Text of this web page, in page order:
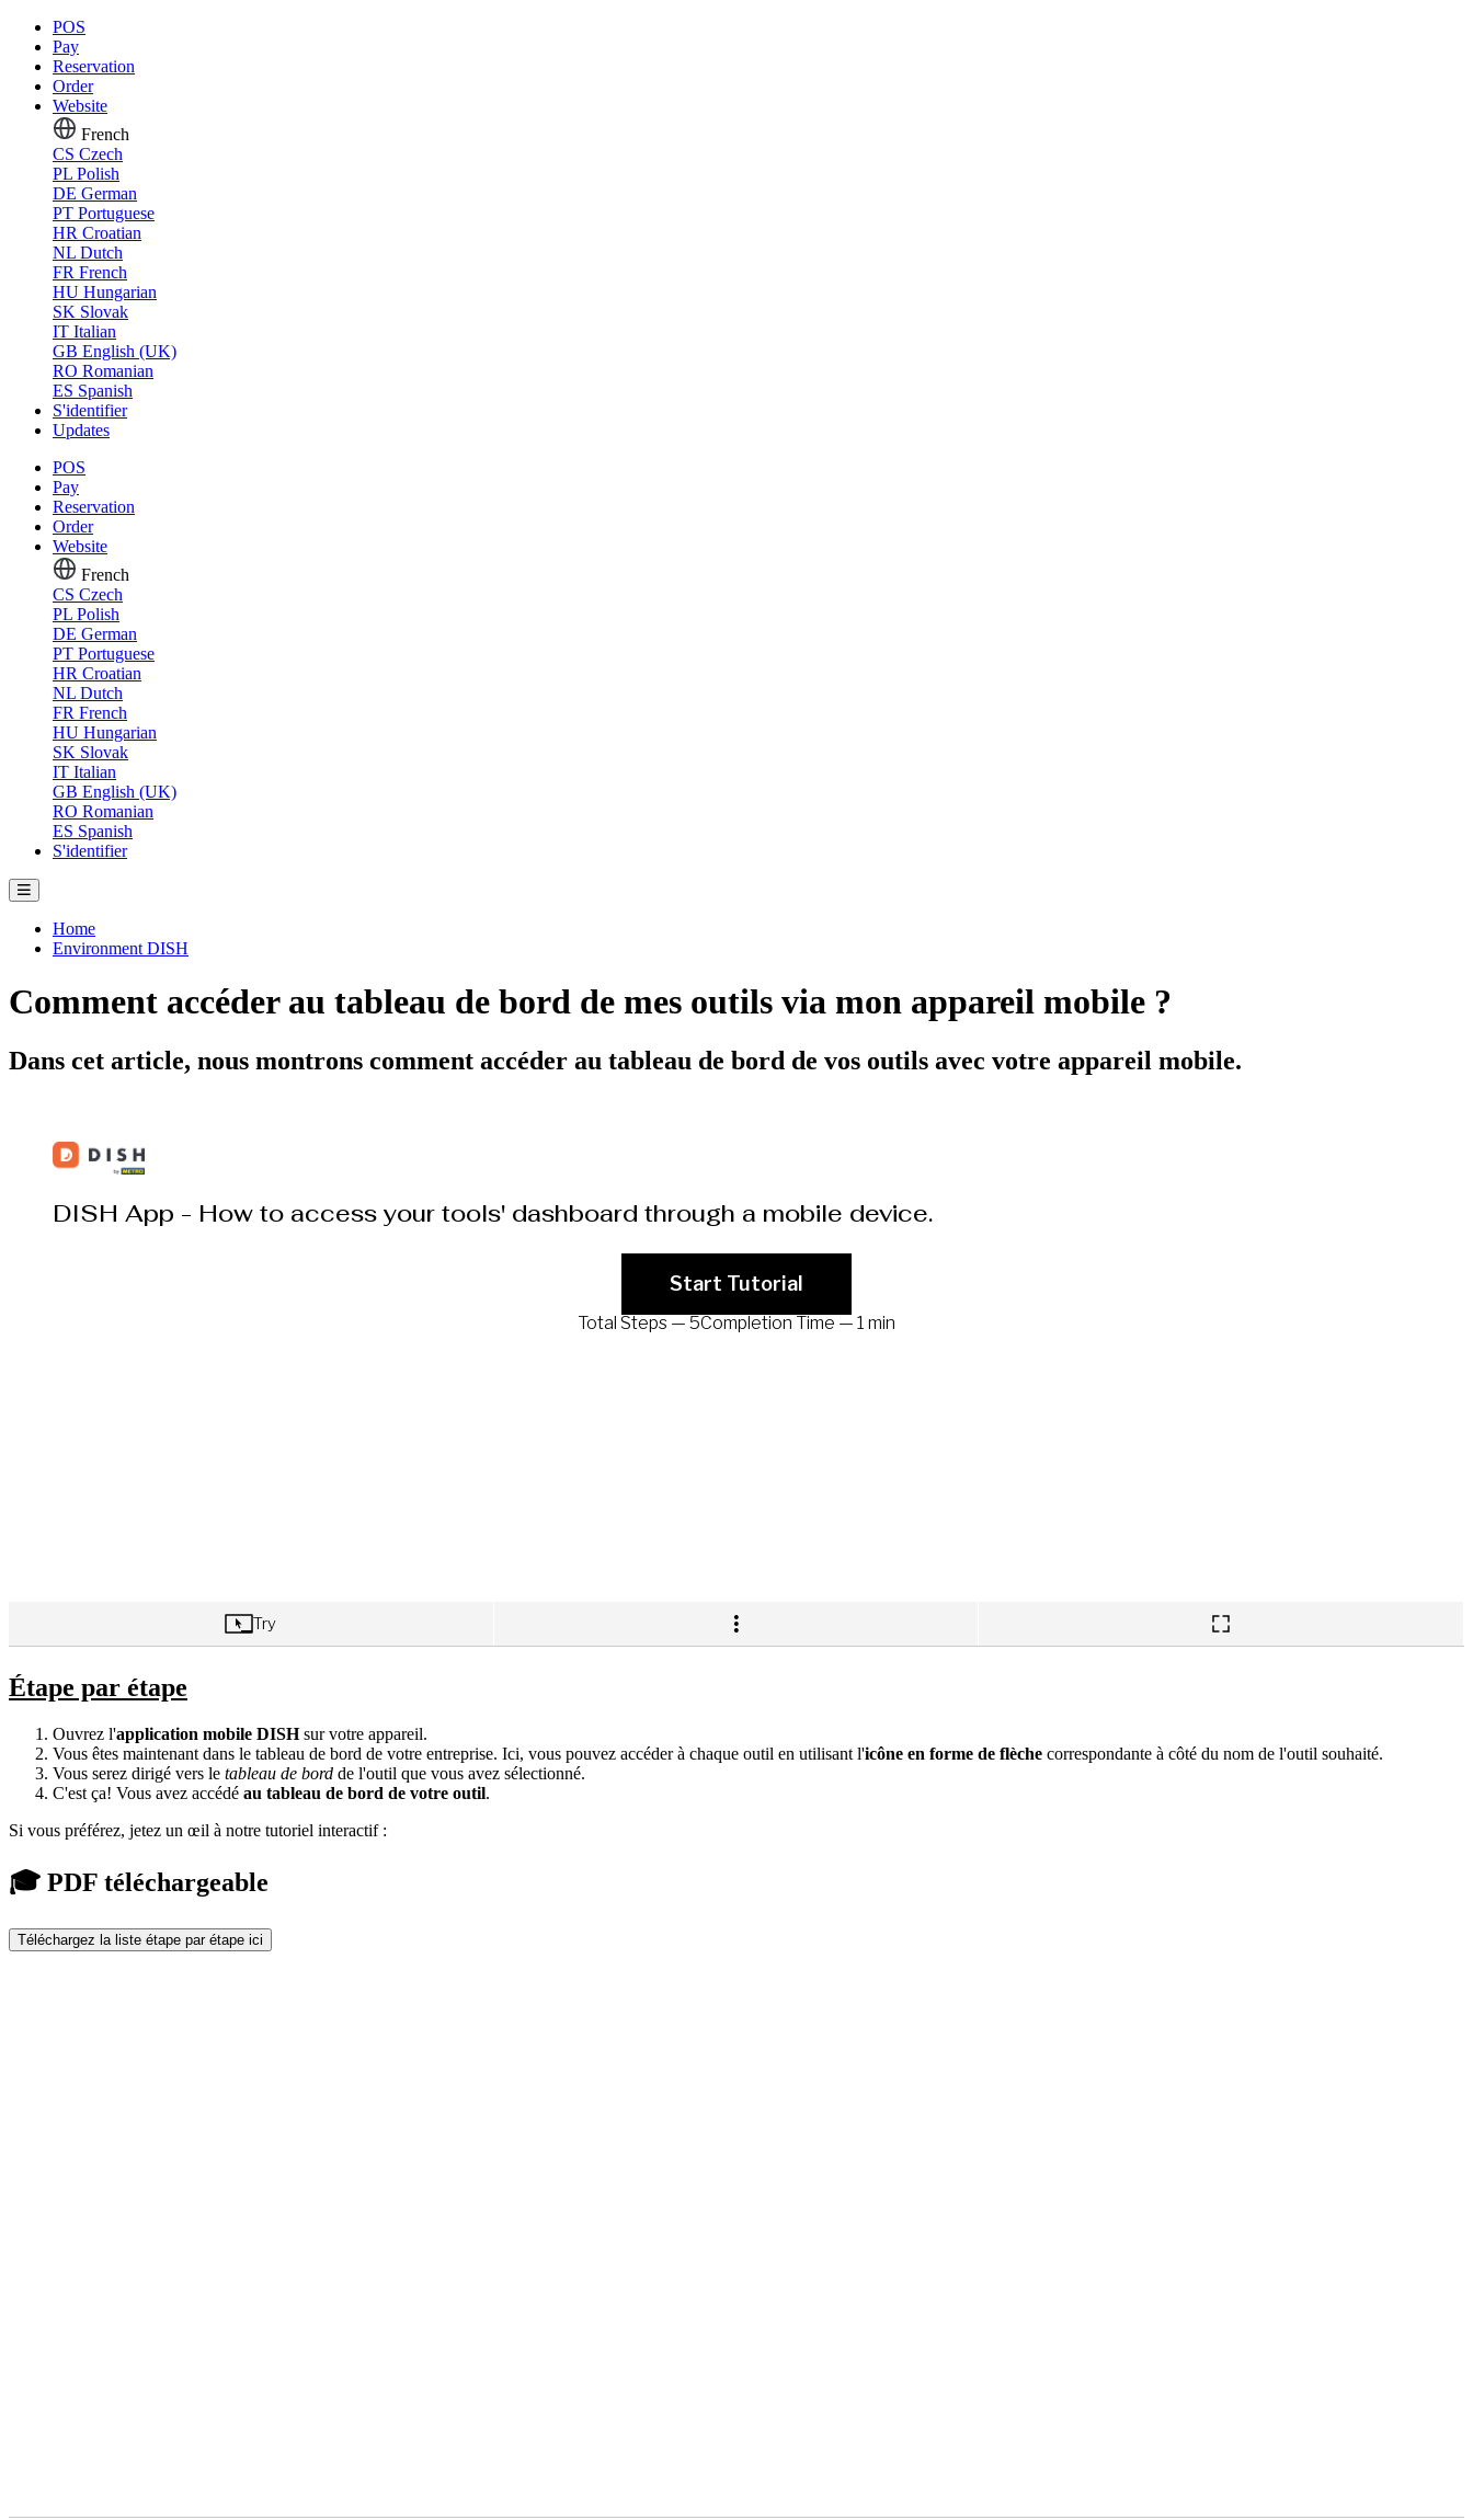
POS
Pay
Reservation
Order
Website
French
CS Czech
PL Polish
DE German
PT Portuguese
HR Croatian
NL Dutch
FR French
HU Hungarian
SK Slovak
IT Italian
GB English (UK)
RO Romanian
ES Spanish
S'identifier
Updates
POS
Pay
Reservation
Order
Website
French
CS Czech
PL Polish
DE German
PT Portuguese
HR Croatian
NL Dutch
FR French
HU Hungarian
SK Slovak
IT Italian
GB English (UK)
RO Romanian
ES Spanish
S'identifier
Home
Environment DISH
Comment accéder au tableau de bord de mes outils via mon appareil mobile ?
Dans cet article, nous montrons comment accéder au tableau de bord de vos outils avec votre appareil mobile.
Étape par étape
Ouvrez l'application mobile DISHsur votre appareil.
Vous êtes maintenant dans le tableau de bord de votre entreprise. Ici, vous pouvez accéder à chaque outil en utilisant l'icône en forme de flèche correspondante à côté du nom de l'outil souhaité.
Vous serez dirigé vers le tableau de bord de l'outil que vous avez sélectionné.
C'est ça! Vous avez accédé au tableau de bord de votre outil.
Si vous préférez, jetez un œil à notre tutoriel interactif :
🎓 PDF téléchargeable
Téléchargez la liste étape par étape ici